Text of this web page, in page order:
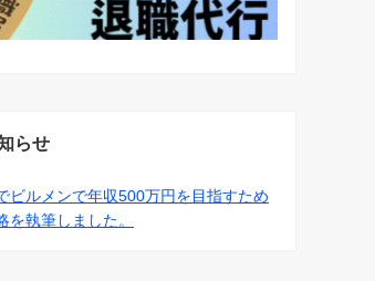
らせ
ビルメンで年収500万円を目指すため
を執筆しました。